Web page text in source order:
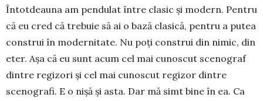
Întotdeauna am pendulat între clasic și modern. Pen­tru
că eu cred că trebuie să ai o bază clasică, pentru a putea
construi în modernitate. Nu poți con­strui din nimic, din
eter. Așa că eu sunt acum cel mai cunos­cut scenograf
dintre regizori și cel mai cunos­cut regizor dintre
scenografi. E o nișă și asta. Dar mă simt bine în ea. Ca